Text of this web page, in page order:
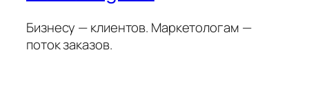
Бизнесу — клиентов. Маркетологам —
поток заказов.